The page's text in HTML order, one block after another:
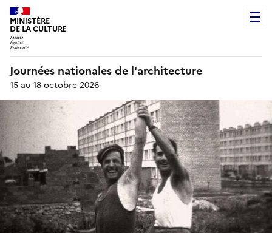
MINISTÈRE
DE LA CULTURE
Journées nationales de l'architecture
15 au 18 octobre 2026